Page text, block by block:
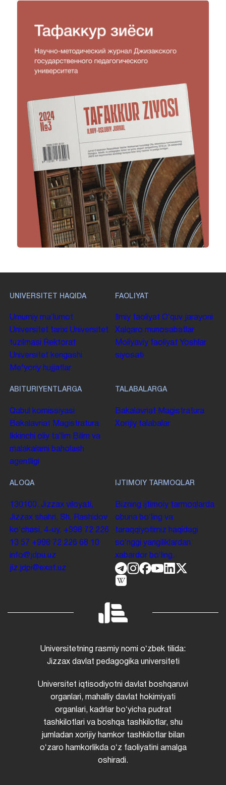
UNIVERSITET HAQIDA
Umumiy maʼlumot
Universitet tarixi Universitet
tuzilmasi
Rektorat
Universitet kengashi
Me'yoriy hujjatlar
FAOLIYAT
Ilmiy faoliyat Oʻquv jarayoni
Xalqaro munosabatlar
Moliyaviy faoliyat Yoshlar
siyosati
ABITURIYENTLARGA
Qabul komissiyasi
Bakalavriat Magistratura
Ikkinchi oliy taʼlim Bilim va
malakalarni baholash
agentligi
TALABALARGA
Bakalavriat Magistratura
Xorijiy talabalar
ALOQA
130100. Jizzax viloyati,
Jizzax shahri, Sh. Rashidov
koʻchasi, 4-uy. +998 72 226
13 57 +998 72 226 68 10
info@jdpu.uz
jiz.jdpi@exat.uz
IJTIMOIY TARMOQLAR
Bizning ijtimoiy tarmoqlarda
obuna boʻling va
taraqqiyotimiz haqidagi
soʻnggi yangiliklardan
xabardor boʻling.
Universitetning rasmiy nomi oʻzbek tilida:
Jizzax davlat pedagogika universiteti
Universitet iqtisodiyotni davlat boshqaruvi
organlari, mahalliy davlat hokimiyati
organlari, kadrlar boʻyicha pudrat
tashkilotlari va boshqa tashkilotlar, shu
jumladan xorijiy hamkor tashkilotlar bilan
oʻzaro hamkorlikda oʻz faoliyatini amalga
oshiradi.